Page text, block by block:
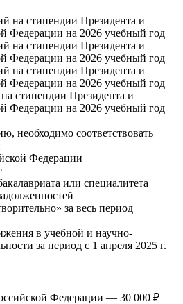
стипендии Президента и
Федерации на 2026 учебный год
необходимо соответствовать
Федерации
или специалитета
за весь период
в учебной и научно-
за период с 1 апреля 2025 г.
Федерации — 30 000 ₽